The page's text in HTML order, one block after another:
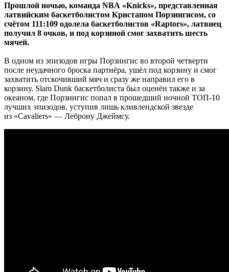
Прошлой ночью, команда NBA «Knicks», представленная
латвийским баскетболистом Кристапом Порзингисом, со
счётом 111:109 одолела баскетболистов «Raptors», латвиец
получил 8 очков, и под корзиной смог захватить шесть
мячей.
В одном из эпизодов игры Порзингис во второй четверти
после неудачного броска партнёра, ушёл под корзину и смог
захватить отскочивший мяч и сразу же направил его в
корзину. Slam Dunk баскетболиста был оценён также и за
океаном, где Порзингис попал в прошедший ночной ТОП-10
лучших эпизодов, уступив лишь кливлендской звезде
из «Cavaliers» — Леброну Джеймсу.